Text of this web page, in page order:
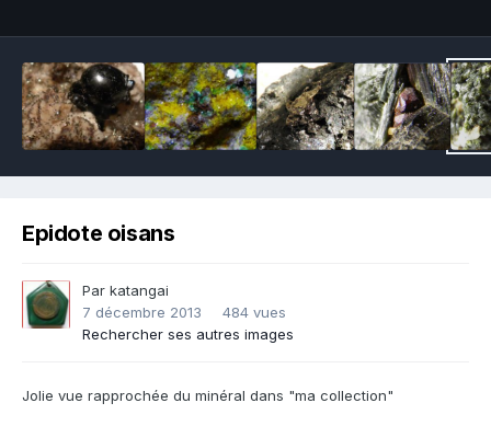
Epidote oisans
Par katangai
7 décembre 2013
484 vues
Rechercher ses autres images
Jolie vue rapprochée du minéral dans "ma collection"